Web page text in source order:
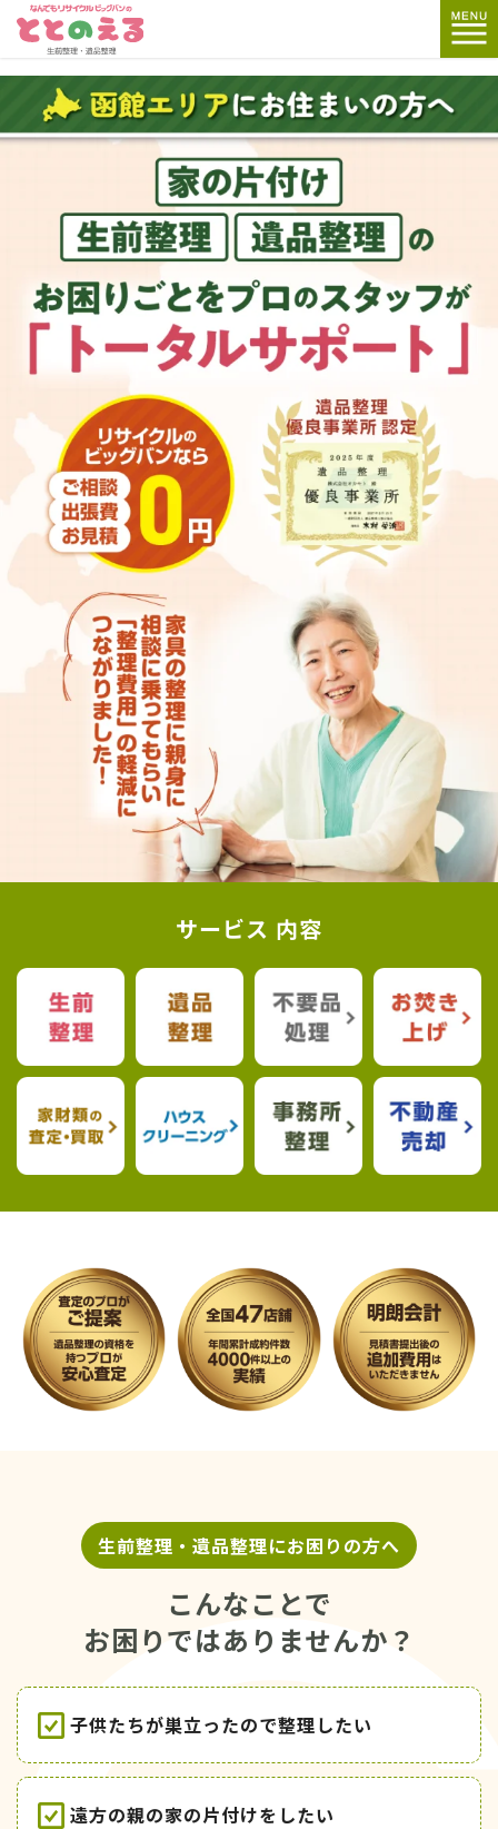
サービス 内容
生前整理・遺品整理にお困りの方へ
こんなことで
お困りではありませんか？
子供たちが巣立ったので整理したい
遠方の親の家の片付けをしたい